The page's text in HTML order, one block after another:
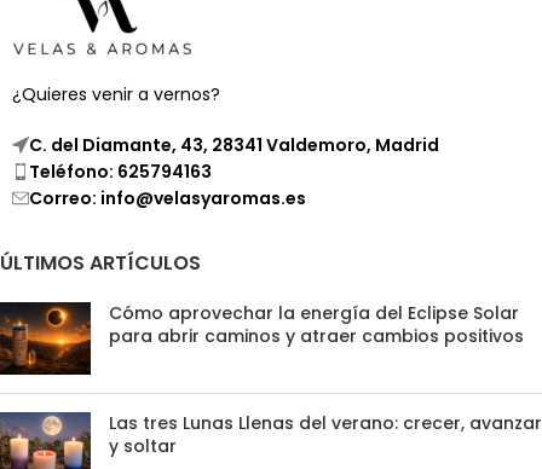
¿Quieres venir a vernos?
C. del Diamante, 43, 28341 Valdemoro, Madrid
Teléfono: 625794163
Correo: info@velasyaromas.es
ÚLTIMOS ARTÍCULOS
Cómo aprovechar la energía del Eclipse Solar
para abrir caminos y atraer cambios positivos
Las tres Lunas Llenas del verano: crecer, avanzar
y soltar